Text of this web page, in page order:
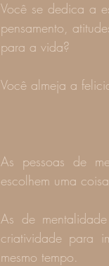
Você se dedica a
pensamento,
para a vida?
Você almeja a
As pessoas de
escolhem uma
As de
criatividade para
mesmo tempo.